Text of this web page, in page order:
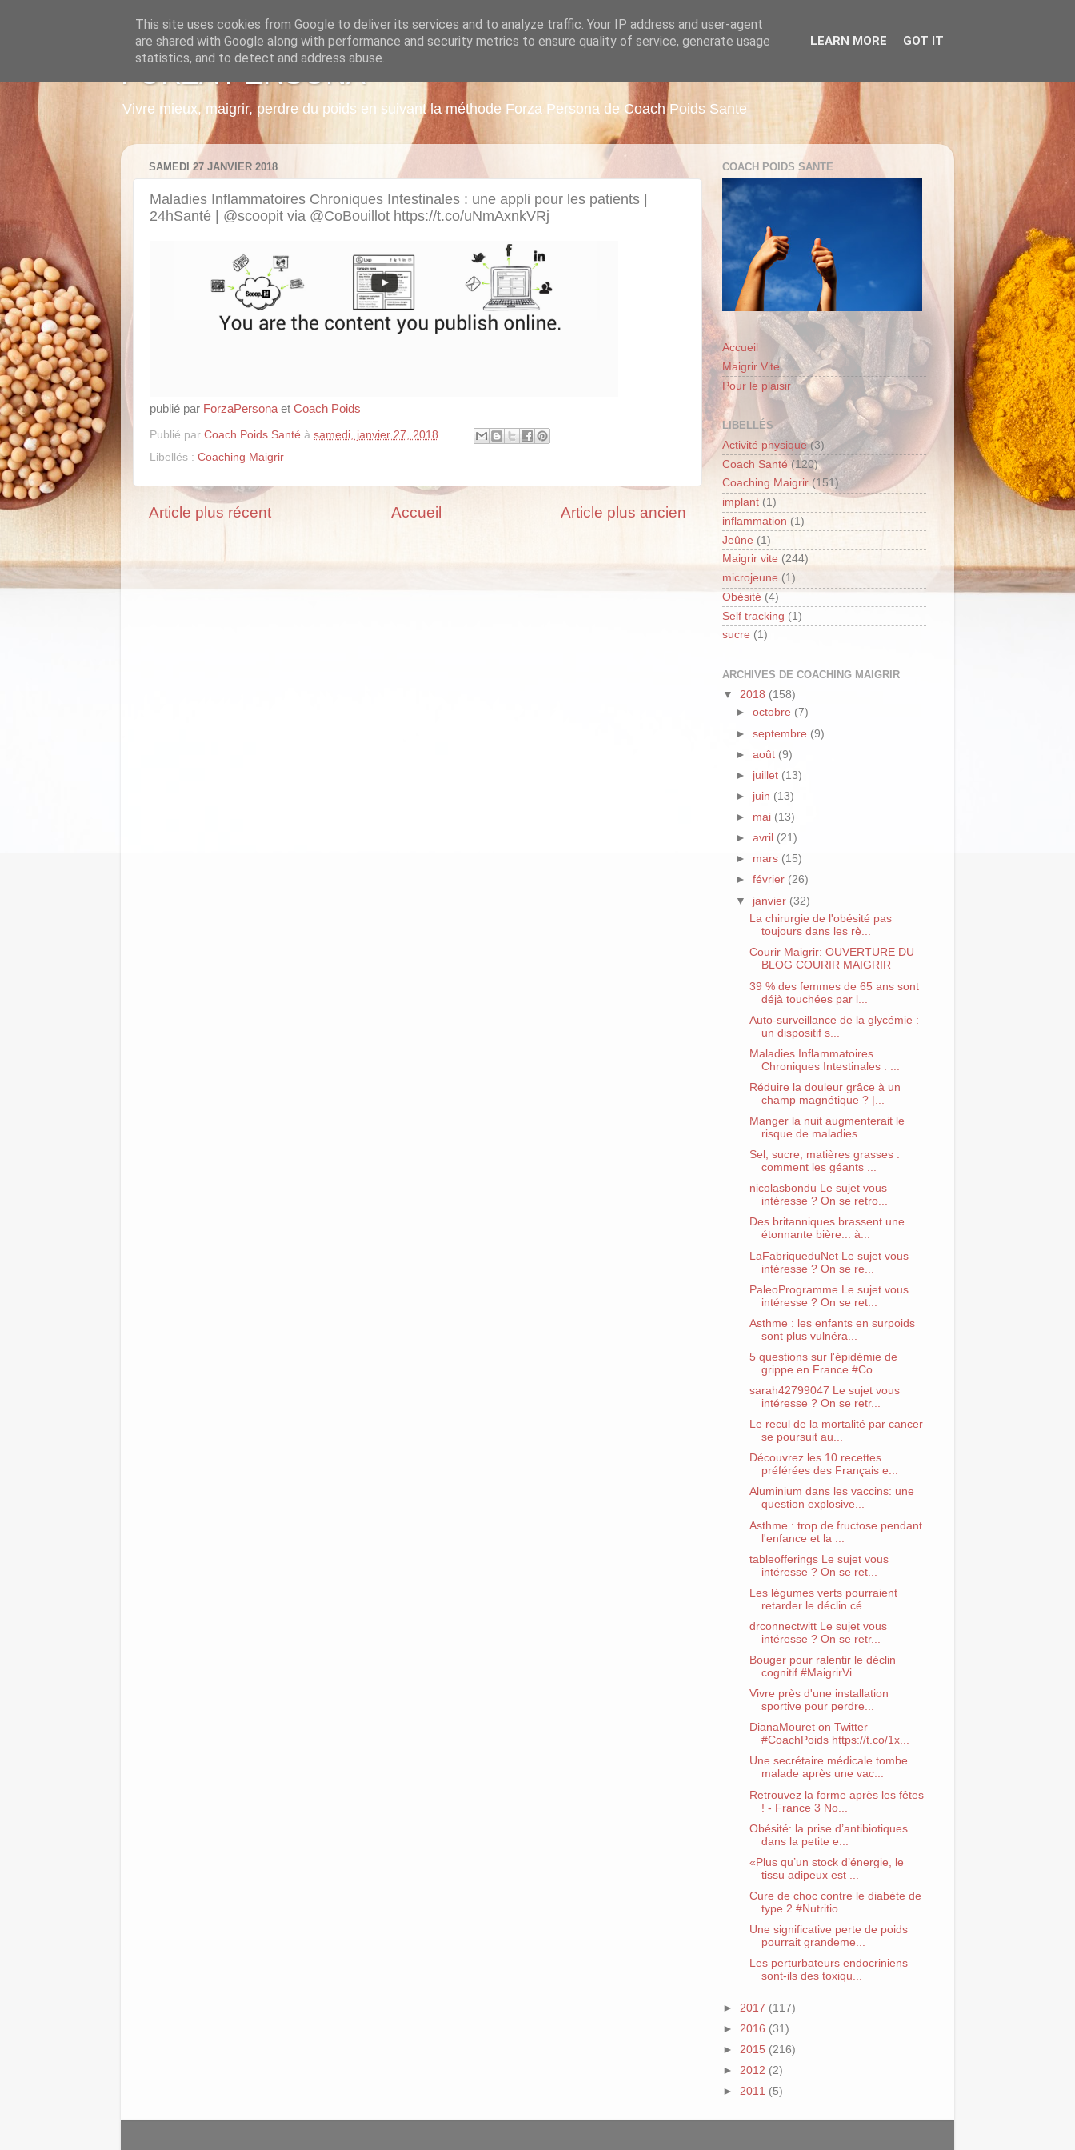
FORZA PERSONA
Vivre mieux, maigrir, perdre du poids en suivant la méthode Forza Persona de Coach Poids Sante
SAMEDI 27 JANVIER 2018
Maladies Inflammatoires Chroniques Intestinales : une appli pour les patients |
24hSanté | @scoopit via @CoBouillot https://t.co/uNmAxnkVRj
publié par ForzaPersonaet Coach Poids
Publié par Coach Poids Santé à samedi, janvier 27, 2018
Libellés : Coaching Maigrir
Article plus récent Article plus ancien
Accueil
COACH POIDS SANTE
Accueil
Maigrir Vite
Pour le plaisir
LIBELLÉS
Activité physique (3)
Coach Santé (120)
Coaching Maigrir (151)
implant (1)
inflammation (1)
Jeûne (1)
Maigrir vite (244)
microjeune (1)
Obésité (4)
Self tracking (1)
sucre (1)
ARCHIVES DE COACHING MAIGRIR
▼ 2018 (158)
►octobre (7)
►septembre (9)
►août (9)
► juillet (13)
► juin (13)
► mai (13)
►avril (21)
► mars (15)
►février (26)
▼ janvier (32)
La chirurgie de l'obésité pas
toujours dans les rè...
Courir Maigrir: OUVERTURE DU
BLOG COURIR MAIGRIR
39 % des femmes de 65 ans sont
déjà touchées par l...
Auto-surveillance de la glycémie :
un dispositif s...
Maladies Inflammatoires
Chroniques Intestinales : ...
Réduire la douleur grâce à un
champ magnétique ? |...
Manger la nuit augmenterait le
risque de maladies ...
Sel, sucre, matières grasses :
comment les géants ...
nicolasbondu Le sujet vous
intéresse ? On se retro...
Des britanniques brassent une
étonnante bière... à...
LaFabriqueduNet Le sujet vous
intéresse ? On se re...
PaleoProgramme Le sujet vous
intéresse ? On se ret...
Asthme : les enfants en surpoids
sont plus vulnéra...
5 questions sur l'épidémie de
grippe en France #Co...
sarah42799047 Le sujet vous
intéresse ? On se retr...
Le recul de la mortalité par cancer
se poursuit au...
Découvrez les 10 recettes
préférées des Français e...
Aluminium dans les vaccins: une
question explosive...
Asthme : trop de fructose pendant
l'enfance et la ...
tableofferings Le sujet vous
intéresse ? On se ret...
Les légumes verts pourraient
retarder le déclin cé...
drconnectwitt Le sujet vous
intéresse ? On se retr...
Bouger pour ralentir le déclin
cognitif #MaigrirVi...
Vivre près d'une installation
sportive pour perdre...
DianaMouret on Twitter
#CoachPoids https://t.co/1x...
Une secrétaire médicale tombe
malade après une vac...
Retrouvez la forme après les fêtes
! - France 3 No...
Obésité: la prise d’antibiotiques
dans la petite e...
«Plus qu’un stock d’énergie, le
tissu adipeux est ...
Cure de choc contre le diabète de
type 2 #Nutritio...
Une significative perte de poids
pourrait grandeme...
Les perturbateurs endocriniens
sont-ils des toxiqu...
► 2017 (117)
► 2016 (31)
► 2015 (216)
► 2012 (2)
► 2011 (5)
This site uses cookies from Google to deliver its services and to analyze traffic. Your IP address and user-agent
are shared with Google along with performance and security metrics to ensure quality of service, generate usage
statistics, and to detect and address abuse.
LEARN MORE GOT IT